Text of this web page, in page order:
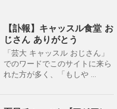
【訃報】キャッスル食堂 お
じさん ありがとう
「芸大 キャッスル おじさん」
でのワードでこのサイトに来ら
れた方が多く、「もしや ...